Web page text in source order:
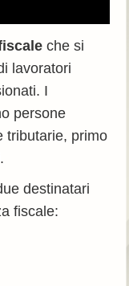
che si
lavoratori
I
persone
tributarie, primo
destinatari
fiscale: